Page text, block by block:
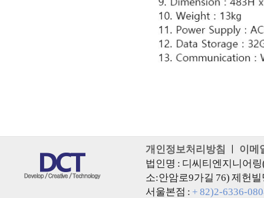
개인정보처리방침
이메
법인명 : 디씨티엔지니어
소:안암로9가길 76) 제헌빌
서울본점 : + 82)2-6336-